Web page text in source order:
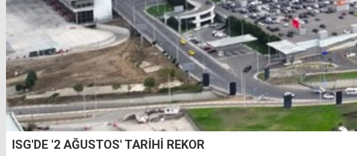
ISG'DE '2 AĞUSTOS' TARİHİ REKOR